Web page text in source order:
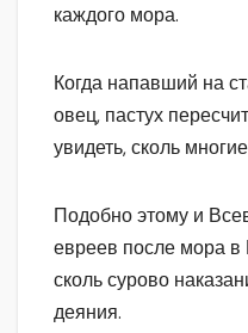
каждого мора.
Когда напавший на
овец, пастух
увидеть, сколь
Подобно этому и
евреев после мора в
сколь сурово
деяния.